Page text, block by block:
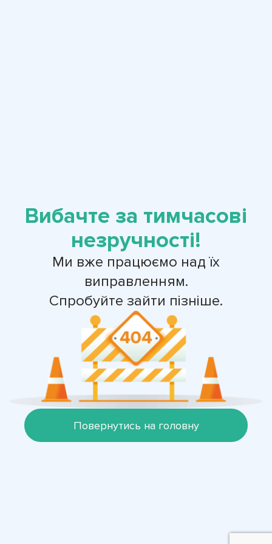
Вибачте за тимчасові
незручності!
Ми вже працюємо над їх
виправленням.
Спробуйте зайти пізніше.
Повернутись на головну